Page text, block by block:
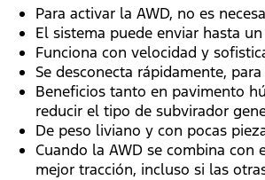
Para activar la AWD, no es
El sistema puede enviar hasta
Funciona con velocidad y
Se desconecta rápidamente,
Beneficios tanto en pavimento
reducir el tipo de subvirador
De peso liviano y con pocas
Cuando la AWD se combina con
mejor tracción, incluso si las